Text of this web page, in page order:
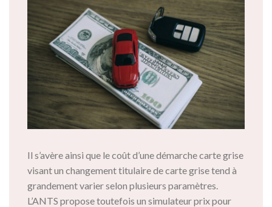
Il s’avère ainsi que le coût d’une démarche carte grise
visant un changement titulaire de carte grise tend à
grandement varier selon plusieurs paramètres.
L’ANTS propose toutefois un simulateur prix pour